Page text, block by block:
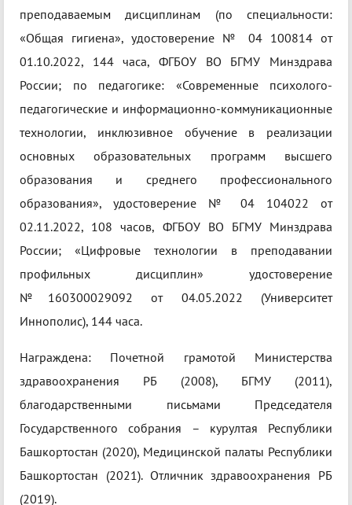
преподаваемым дисциплинам (по специальности:
«Общая гигиена», удостоверение № 04 100814 от
01.10.2022, 144 часа, ФГБОУ ВО БГМУ Минздрава
России; по педагогике: «Современные психолого-
педагогические и информационно-коммуникационные
технологии, инклюзивное обучение в реализации
основных образовательных программ высшего
образования и среднего профессионального
образования», удостоверение № 04 104022 от
02.11.2022, 108 часов, ФГБОУ ВО БГМУ Минздрава
России; «Цифровые технологии в преподавании
профильных дисциплин» удостоверение
№160300029092 от 04.05.2022 (Университет
Иннополис), 144 часа.
Награждена: Почетной грамотой Министерства
здравоохранения РБ (2008), БГМУ (2011),
благодарственными письмами Председателя
Государственного собрания – курултая Республики
Башкортостан (2020), Медицинской палаты Республики
Башкортостан (2021). Отличник здравоохранения РБ
(2019).